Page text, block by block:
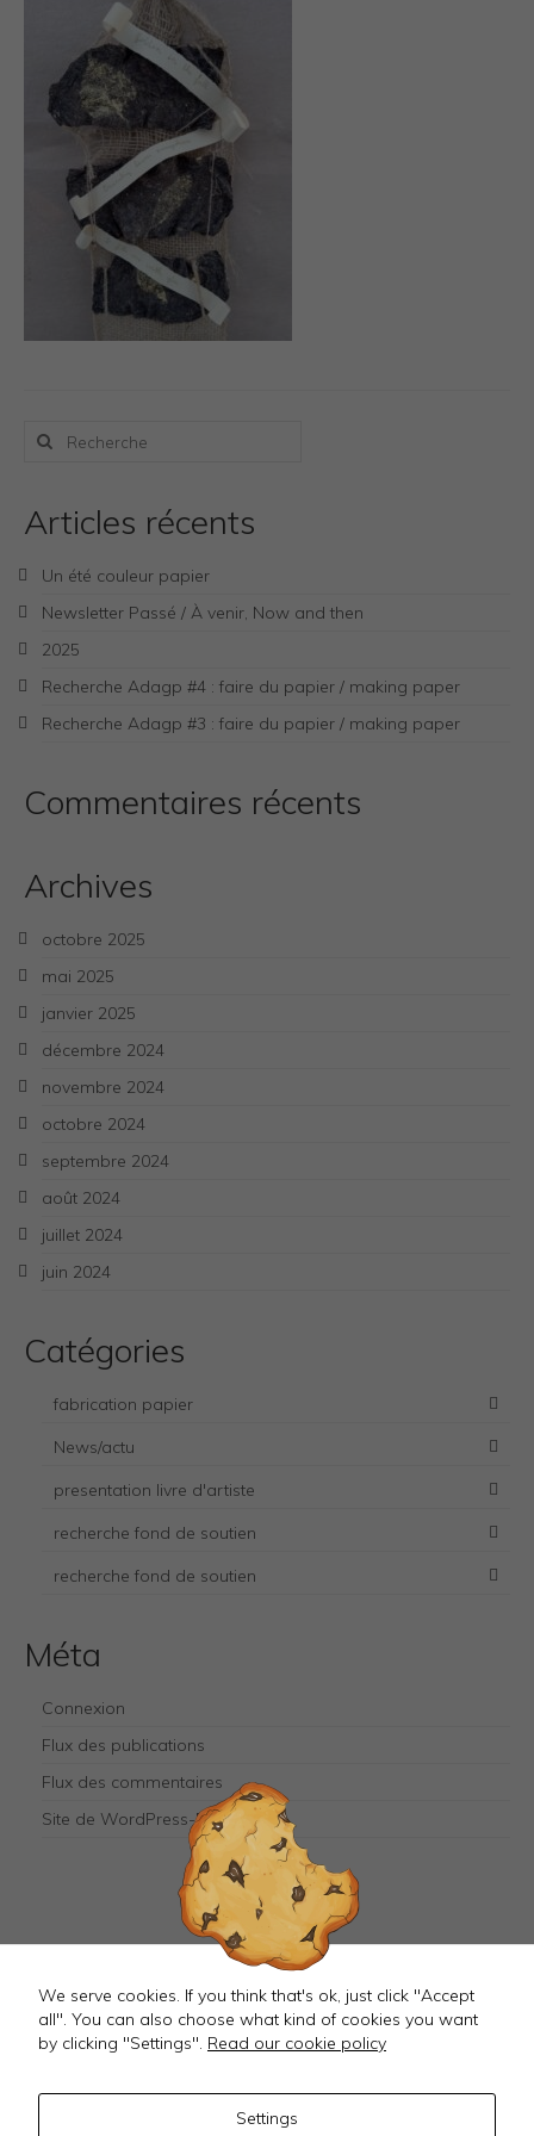
Photos Inspiration / Voyages
Boutique
Bio.FR
Bio.EN
Contact
Rechercher
Articles récents
Un été couleur papier
Newsletter Passé / À venir, Now and then
2025
Recherche Adagp #4 : faire du papier / making paper
Recherche Adagp #3 : faire du papier / making paper
Commentaires récents
Archives
octobre 2025
mai 2025
janvier 2025
décembre 2024
novembre 2024
octobre 2024
septembre 2024
août 2024
juillet 2024
juin 2024
Catégories
fabrication papier
News/actu
presentation livre d'artiste
recherche fond de soutien
recherche fond de soutien
Méta
Connexion
Flux des publications
Flux des commentaires
Site de WordPress-FR
We serve cookies. If you think that's ok, just click "Accept
all". You can also choose what kind of cookies you want
by clicking "Settings". Read our cookie policy
Settings